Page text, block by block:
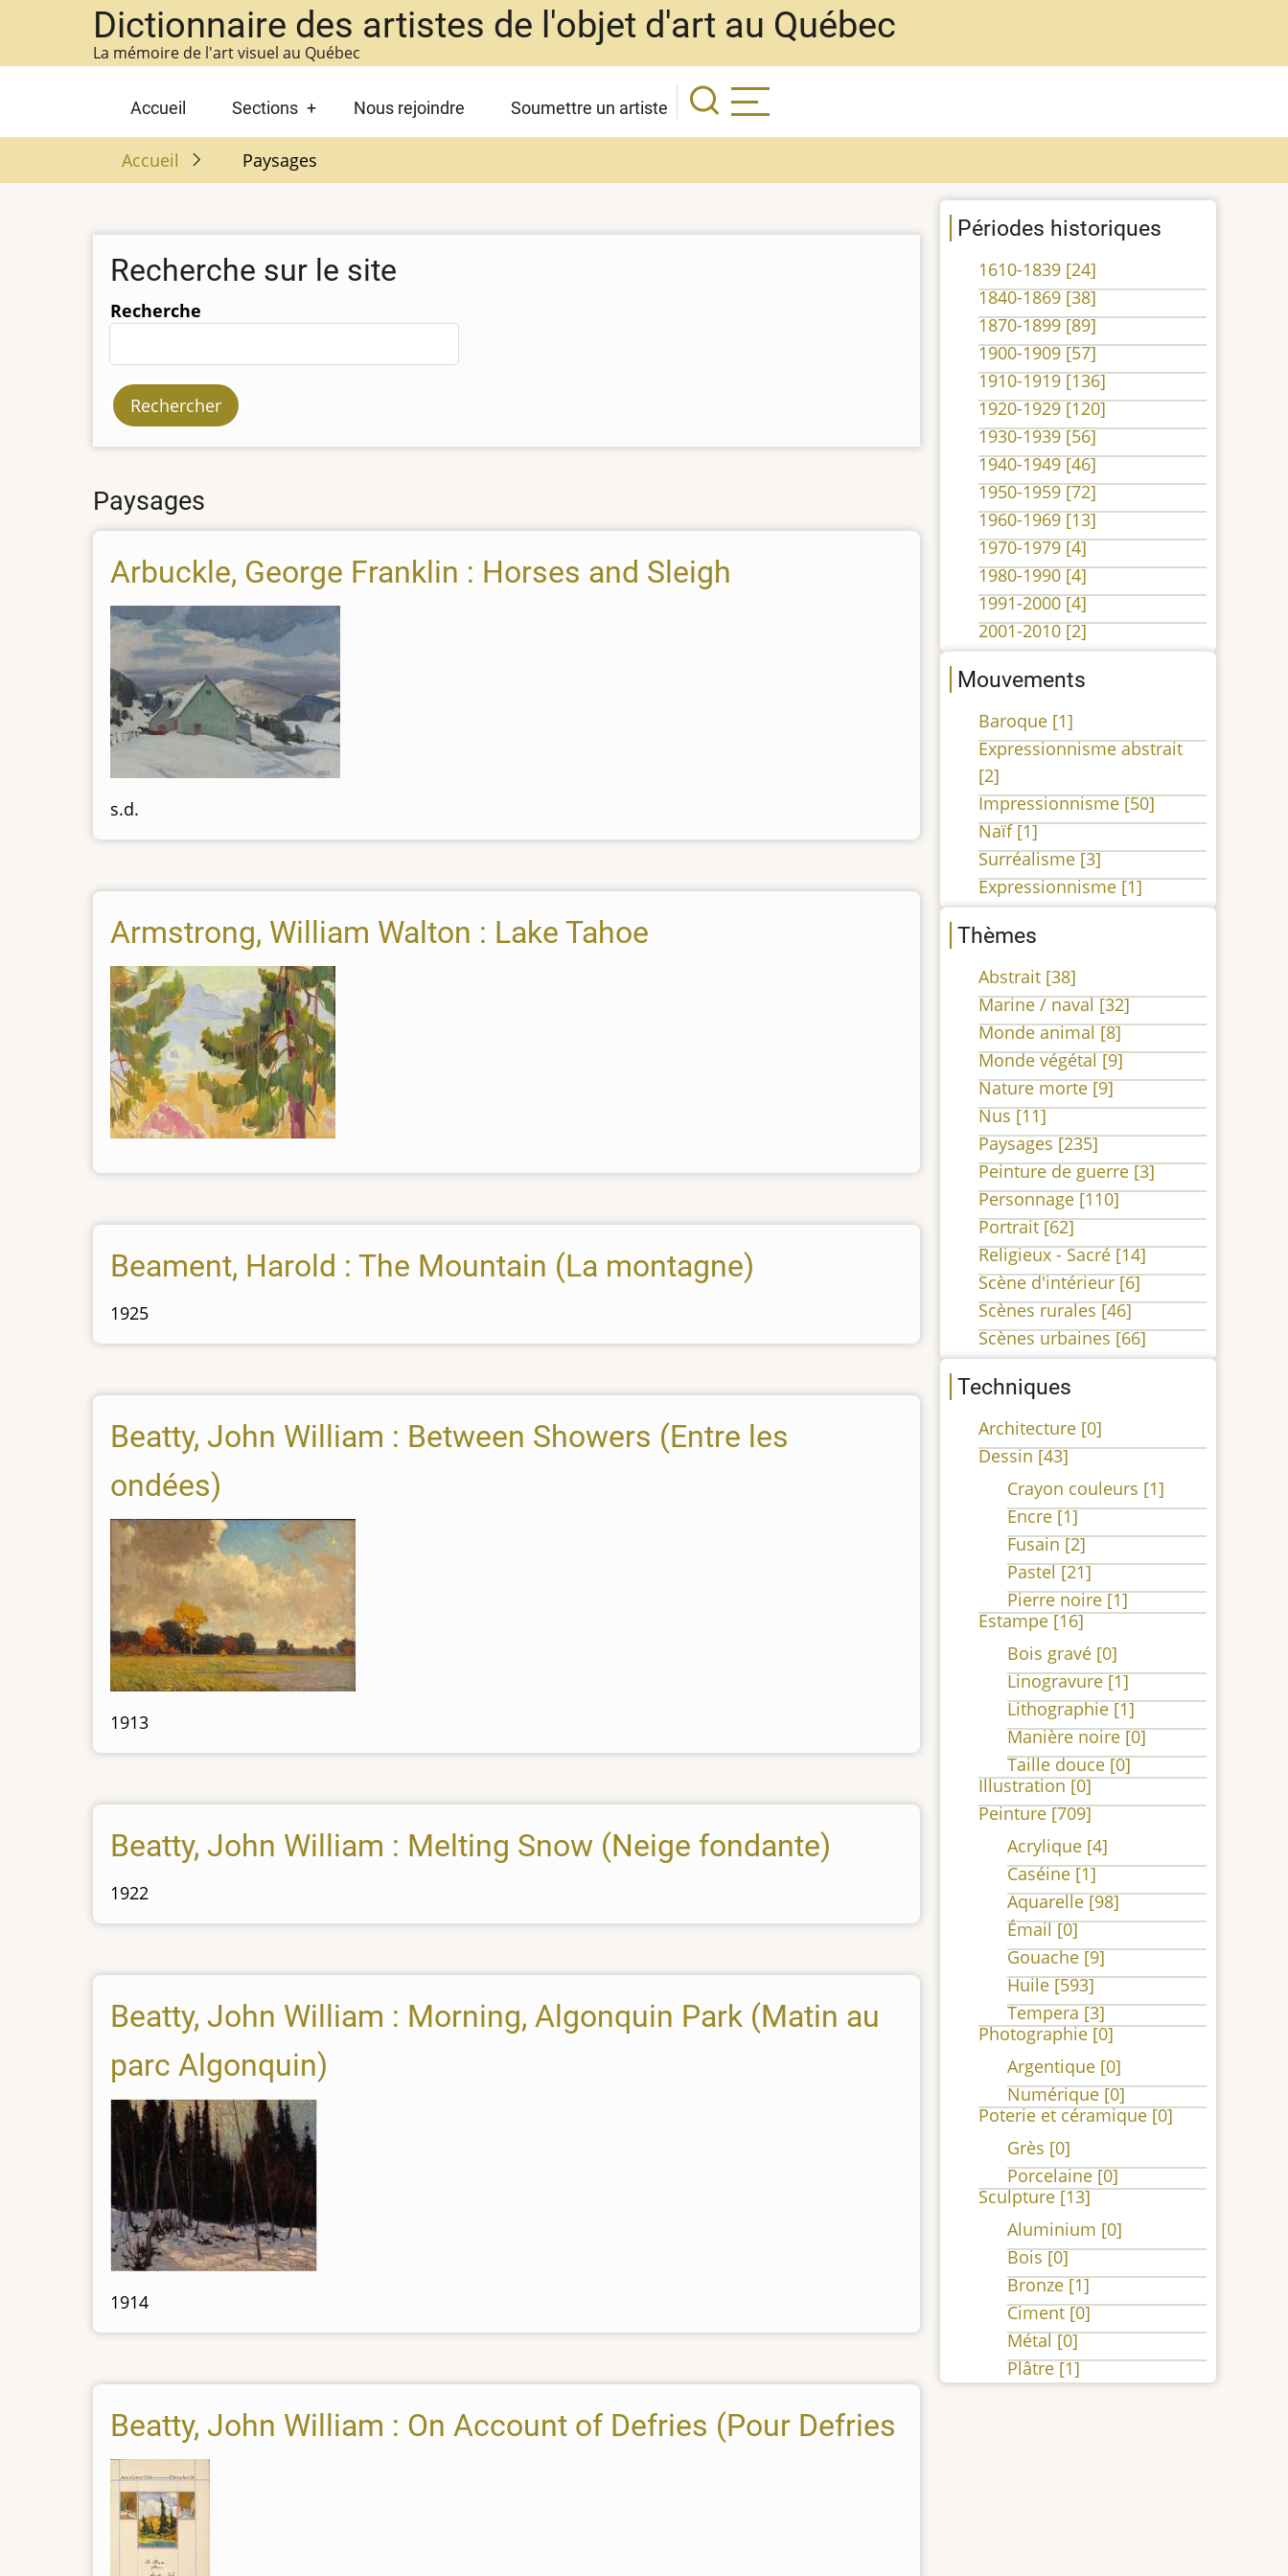
contenu
Dictionnaire des artistes de l'objet d'art au Québec
La mémoire de l'art visuel au Québec
Main
navigation
Accueil Sections Nous rejoindre Soumettre un artiste
Accueil Paysages
Recherche sur le site
Recherche
Paysages
Arbuckle, George Franklin : Horses and Sleigh
s.d.
Armstrong, William Walton : Lake Tahoe
Beament, Harold : The Mountain (La montagne)
1925
Beatty, John William : Between Showers (Entre les
ondées)
1913
Beatty, John William : Melting Snow (Neige fondante)
1922
Beatty, John William : Morning, Algonquin Park (Matin au
parc Algonquin)
1914
Beatty, John William : On Account of Defries (Pour Defries
Périodes historiques
1610-1839 [24]
1840-1869[38]
1870-1899[89]
1900-1909[57]
1910-1919[136]
1920-1929[120]
1930-1939[56]
1940-1949[46]
1950-1959[72]
1960-1969[13]
1970-1979[4]
1980-1990[4]
1991-2000[4]
2001-2010[2]
Mouvements
Baroque [1]
Expressionnisme abstrait
[2]
Impressionnisme[50]
Naïf[1]
Surréalisme[3]
Expressionnisme[1]
Thèmes
Abstrait [38]
Marine / naval[32]
Monde animal[8]
Monde végétal[9]
Nature morte[9]
Nus[11]
Paysages[235]
Peinture de guerre[3]
Personnage[110]
Portrait[62]
Religieux - Sacré[14]
Scène d'intérieur[6]
Scènes rurales[46]
Scènes urbaines[66]
Techniques
Architecture [0]
Dessin[43]
Crayon couleurs [1]
Encre[1]
Fusain[2]
Pastel[21]
Pierre noire[1]
Estampe[16]
Bois gravé [0]
Linogravure[1]
Lithographie[1]
Manière noire[0]
Taille douce[0]
Illustration[0]
Peinture[709]
Acrylique [4]
Caséine[1]
Aquarelle[98]
Émail[0]
Gouache[9]
Huile[593]
Tempera[3]
Photographie[0]
Argentique [0]
Numérique[0]
Poterie et céramique[0]
Grès [0]
Porcelaine[0]
Sculpture[13]
Aluminium [0]
Bois[0]
Bronze[1]
Ciment[0]
Métal[0]
Plâtre[1]